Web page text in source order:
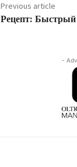
Previous article
Рецепт: Быстрый
-